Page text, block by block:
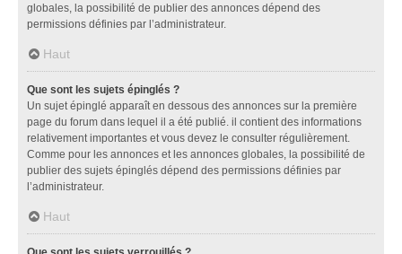
globales, la possibilité de publier des annonces dépend des
permissions définies par l’administrateur.
Haut
Que sont les sujets épinglés ?
Un sujet épinglé apparaît en dessous des annonces sur la première
page du forum dans lequel il a été publié. il contient des informations
relativement importantes et vous devez le consulter régulièrement.
Comme pour les annonces et les annonces globales, la possibilité de
publier des sujets épinglés dépend des permissions définies par
l’administrateur.
Haut